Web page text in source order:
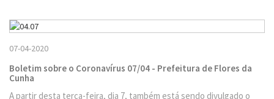
07-04-2020
Boletim sobre o Coronavírus 07/04 - Prefeitura de Flores da
Cunha
A partir desta terça-feira, dia 7, também está sendo divulgado o